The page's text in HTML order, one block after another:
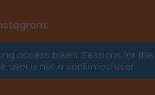
access token: Sessions for
user is not a confirmed user.